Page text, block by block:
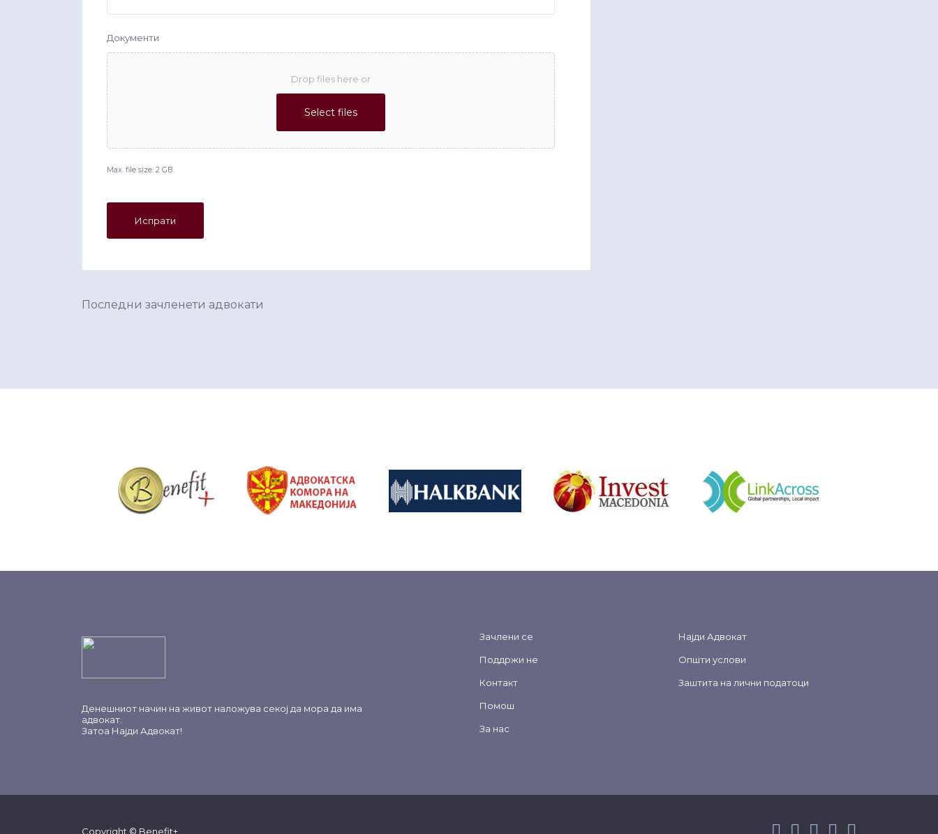
Документи
Drop files here or
Select files
Max. file size: 2 GB.
Последни зачленети адвокати
Денешниот начин на живот наложува секој да мора да има
адвокат.
Затоа Најди Адвокат!
Зачлени се
Поддржи не
Контакт
Помош
За нас
Најди Адвокат
Општи услови
Заштита на лични податоци
Copyright © Benefit+